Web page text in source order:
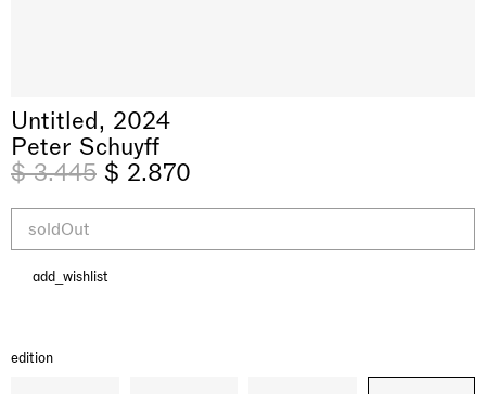
Untitled, 2024
Peter Schuyff
$ 3.445 $ 2.870
edition
soldOut
add_wishlist
Nicole Wittenberg
Daisy Dodd-Noble
Casa Masaccio Centro per l'Arte Contemporanea, San
Hejum Bä
Xue Ruozhe
Lawrence Weiner
Xiao Guo Hui